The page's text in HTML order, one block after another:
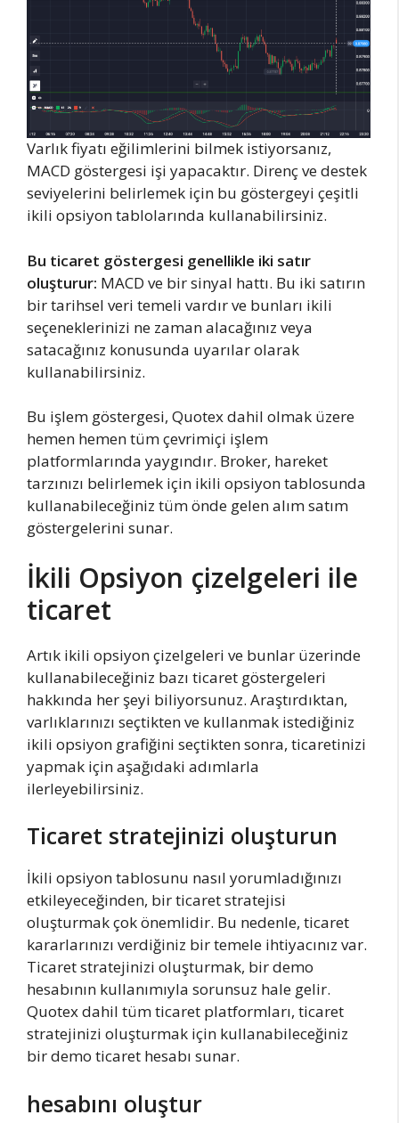
Varlık fiyatı eğilimlerini bilmek istiyorsanız,
MACD göstergesi işi yapacaktır. Direnç ve destek
seviyelerini belirlemek için bu göstergeyi çeşitli
ikili opsiyon tablolarında kullanabilirsiniz.
Bu ticaret göstergesi genellikle iki satır
oluşturur: MACD ve bir sinyal hattı. Bu iki satırın
bir tarihsel veri temeli vardır ve bunları ikili
seçeneklerinizi ne zaman alacağınız veya
satacağınız konusunda uyarılar olarak
kullanabilirsiniz.
Bu işlem göstergesi, Quotex dahil olmak üzere
hemen hemen tüm çevrimiçi işlem
platformlarında yaygındır. Broker, hareket
tarzınızı belirlemek için ikili opsiyon tablosunda
kullanabileceğiniz tüm önde gelen alım satım
göstergelerini sunar.
İkili Opsiyon çizelgeleri ile
ticaret
Artık ikili opsiyon çizelgeleri ve bunlar üzerinde
kullanabileceğiniz bazı ticaret göstergeleri
hakkında her şeyi biliyorsunuz. Araştırdıktan,
varlıklarınızı seçtikten ve kullanmak istediğiniz
ikili opsiyon grafiğini seçtikten sonra, ticaretinizi
yapmak için aşağıdaki adımlarla
ilerleyebilirsiniz.
Ticaret stratejinizi oluşturun
İkili opsiyon tablosunu nasıl yorumladığınızı
etkileyeceğinden, bir ticaret stratejisi
oluşturmak çok önemlidir. Bu nedenle, ticaret
kararlarınızı verdiğiniz bir temele ihtiyacınız var.
Ticaret stratejinizi oluşturmak, bir demo
hesabının kullanımıyla sorunsuz hale gelir.
Quotex dahil tüm ticaret platformları, ticaret
stratejinizi oluşturmak için kullanabileceğiniz
bir demo ticaret hesabı sunar.
hesabını oluştur